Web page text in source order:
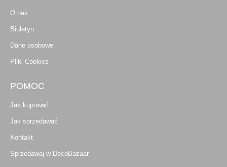
O nas
Biuletyn
Dane osobowe
Pliki Cookies
POMOC
Jak kupować
Jak sprzedawać
Kontakt
Sprzedawaj w DecoBazaar